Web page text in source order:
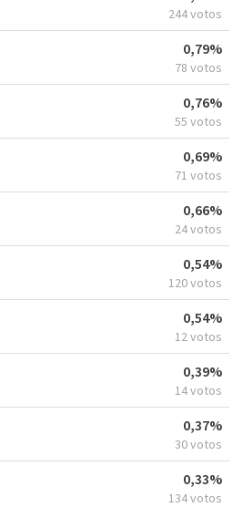
244 votos
0,79%
78 votos
0,76%
55 votos
0,69%
71 votos
0,66%
24 votos
0,54%
120 votos
0,54%
12 votos
0,39%
14 votos
0,37%
30 votos
0,33%
134 votos